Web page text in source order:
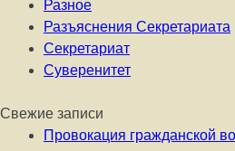
Разное
Разъяснения Секретариата
Секретариат
Суверенитет
Свежие записи
Провокация гражданской